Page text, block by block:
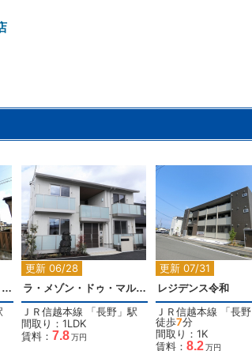
メゾン・ド・ソレイユ Ａ棟
更新 06/28
2
ラ・メゾン・ドゥ・マルベリー
ＪＲ信越本線 「長野 」駅
間取り：1LDK
賃料： 7.8万円
更新 07/31
2
レジデンス令和
ＪＲ信越本線 「長野
徒歩7分
間取り：1K
賃料： 8.2万円